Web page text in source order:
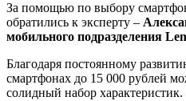
За помощью по выбору
обратились к эксперту –
мобильного подразделения
Благодаря постоянному
смартфонах до 15 000 рублей
солидный набор характеристик.